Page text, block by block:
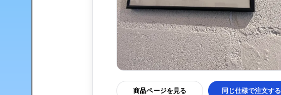
商品ページを見る 同じ仕様で注文する